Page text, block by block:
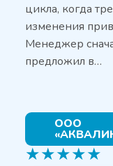
цикла, когда
изменения
Менеджер
предложил в…
ООО
★★★★★